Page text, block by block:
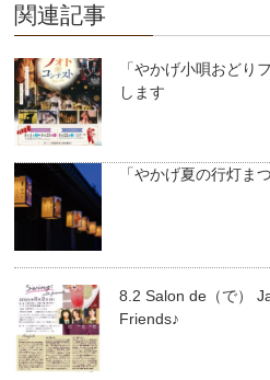
関連記事
「やかげ小唄おどり
します
「やかげ夏の行灯ま
8.2 Salon de（で）
Friends♪